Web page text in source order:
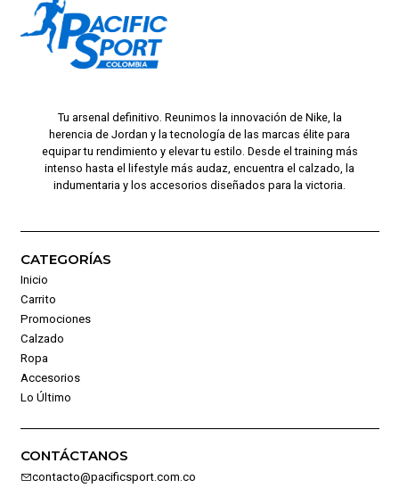
Tu arsenal definitivo. Reunimos la innovación de Nike, la
herencia de Jordan y la tecnología de las marcas élite para
equipar tu rendimiento y elevar tu estilo. Desde el training más
intenso hasta el lifestyle más audaz, encuentra el calzado, la
indumentaria y los accesorios diseñados para la victoria.
CATEGORÍAS
Inicio
Carrito
Promociones
Calzado
Ropa
Accesorios
Lo Último
CONTÁCTANOS
contacto@pacificsport.com.co